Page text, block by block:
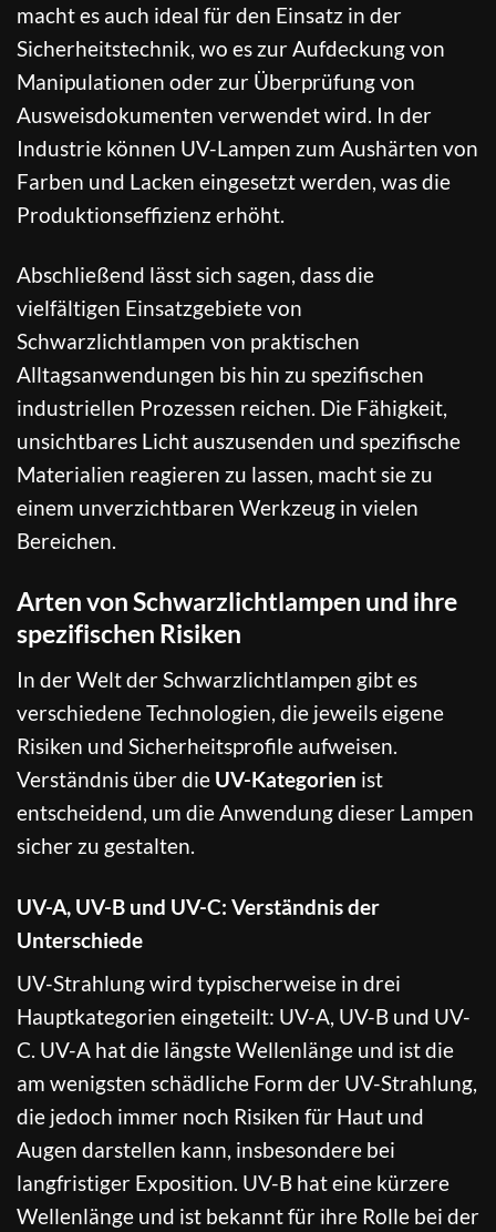
macht es auch ideal für den Einsatz in der
Sicherheitstechnik, wo es zur Aufdeckung von
Manipulationen oder zur Überprüfung von
Ausweisdokumenten verwendet wird. In der
Industrie können UV-Lampen zum Aushärten von
Farben und Lacken eingesetzt werden, was die
Produktionseffizienz erhöht.
Abschließend lässt sich sagen, dass die
vielfältigen Einsatzgebiete von
Schwarzlichtlampen von praktischen
Alltagsanwendungen bis hin zu spezifischen
industriellen Prozessen reichen. Die Fähigkeit,
unsichtbares Licht auszusenden und spezifische
Materialien reagieren zu lassen, macht sie zu
einem unverzichtbaren Werkzeug in vielen
Bereichen.
Arten von Schwarzlichtlampen und ihre
spezifischen Risiken
In der Welt der Schwarzlichtlampen gibt es
verschiedene Technologien, die jeweils eigene
Risiken und Sicherheitsprofile aufweisen.
Verständnis über die UV-Kategorien ist
entscheidend, um die Anwendung dieser Lampen
sicher zu gestalten.
UV-A, UV-B und UV-C: Verständnis der
Unterschiede
UV-Strahlung wird typischerweise in drei
Hauptkategorien eingeteilt: UV-A, UV-B und UV-
C. UV-A hat die längste Wellenlänge und ist die
am wenigsten schädliche Form der UV-Strahlung,
die jedoch immer noch Risiken für Haut und
Augen darstellen kann, insbesondere bei
langfristiger Exposition. UV-B hat eine kürzere
Wellenlänge und ist bekannt für ihre Rolle bei der